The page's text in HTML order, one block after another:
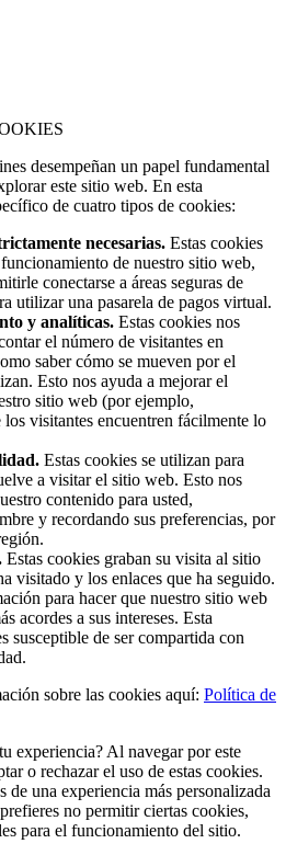
desempeñan un papel fundamental
este sitio web. En esta
de cuatro tipos de cookies:
necesarias. Estas cookies
de nuestro sitio web,
conectarse a áreas seguras de
utilizar una pasarela de pagos virtual.
y analíticas. Estas cookies nos
el número de visitantes en
saber cómo se mueven por el
Esto nos ayuda a mejorar el
sitio web (por ejemplo,
los visitantes encuentren fácilmente lo
Estas cookies se utilizan para
a visitar el sitio web. Esto nos
contenido para usted,
y recordando sus preferencias, por
Estas cookies graban su visita al sitio
visitado y los enlaces que ha seguido.
para hacer que nuestro sitio web
acordes a sus intereses. Esta
susceptible de ser compartida con
sobre las cookies aquí: Política de
experiencia? Al navegar por este
o rechazar el uso de estas cookies.
de una experiencia más personalizada
no permitir ciertas cookies,
para el funcionamiento del sitio.